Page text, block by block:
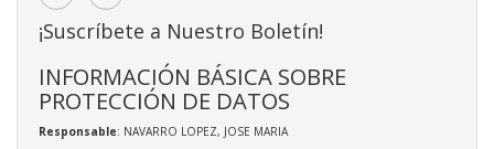
¡Suscríbete a Nuestro Boletín!
INFORMACIÓN BÁSICA SOBRE
PROTECCIÓN DE DATOS
Responsable: NAVARRO LOPEZ, JOSE MARIA